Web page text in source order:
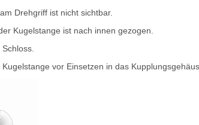
Drehgriff ist nicht sichtbar.
Kugelstange ist nach innen gezogen.
vor Einsetzen in das